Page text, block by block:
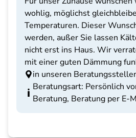
wohlig, möglichst
Temperaturen. Dieser
werden, außer Sie lassen
nicht erst ins Haus. Wir
mit einer guten Dämmung
in unseren
Beratungsart: Persönlich
Beratung, Beratung per E-